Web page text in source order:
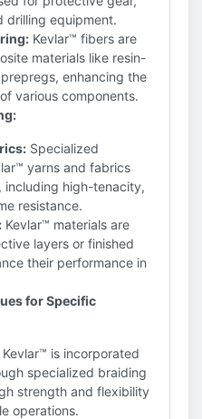
drilling equipment.
Kevlar™ fibers are
materials like resin-
enhancing the
various components.
Specialized
yarns and fabrics
high-tenacity,
resistance.
Kevlar™ materials are
layers or finished
their performance in
for Specific
Kevlar™ is incorporated
specialized braiding
strength and flexibility
operations.